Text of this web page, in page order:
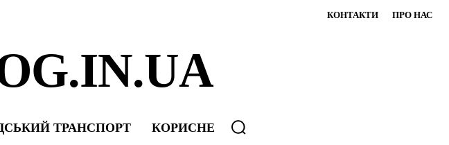
КОНТАКТИ ПРО НАС
ТРАНСПОРТ КОРИСНЕ